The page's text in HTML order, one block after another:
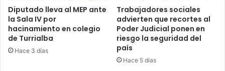
Diputado lleva al MEP ante
la Sala IV por
hacinamiento en colegio
de Turrialba
Hace 3 días
Trabajadores sociales
advierten que recortes al
Poder Judicial ponen en
riesgo la seguridad del
país
Hace 5 días